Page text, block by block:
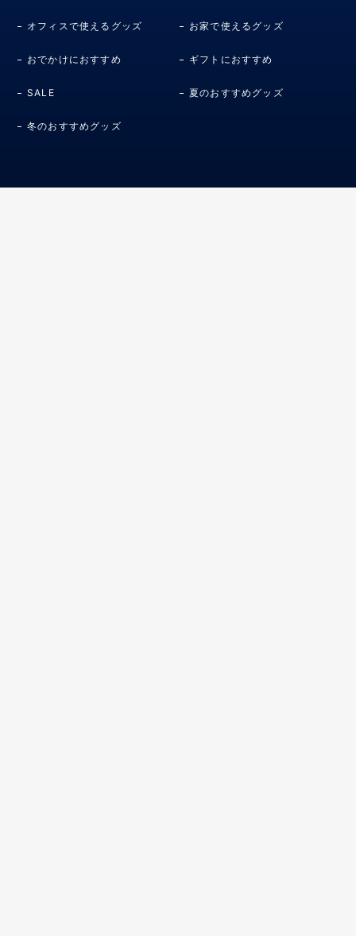
オフィスで使えるグッズ お家で使えるグッズ
おでかけにおすすめ ギフトにおすすめ
SALE 夏のおすすめグッズ
冬のおすすめグッズ